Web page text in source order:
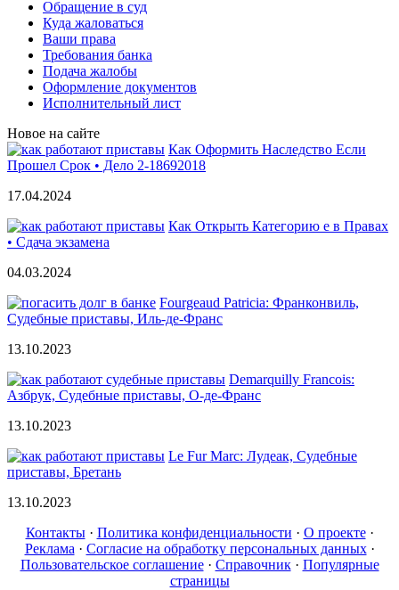
Обращение в суд
Куда жаловаться
Ваши права
Требования банка
Подача жалобы
Оформление документов
Исполнительный лист
Новое на сайте
Как Оформить Наследство Если
Прошел Срок • Дело 2-18692018
17.04.2024
Как Открыть Категорию е в Правах
• Сдача экзамена
04.03.2024
Fourgeaud Patricia: Франконвиль,
Судебные приставы, Иль-де-Франс
13.10.2023
Demarquilly Francois:
Азбрук, Судебные приставы, О-де-Франс
13.10.2023
Le Fur Marc: Лудеак, Судебные
приставы, Бретань
13.10.2023
Контакты· Политика конфиденциальности · О проекте·
Реклама · Согласие на обработку персональных данных·
Пользовательское соглашение· Справочник· Популярные
страницы